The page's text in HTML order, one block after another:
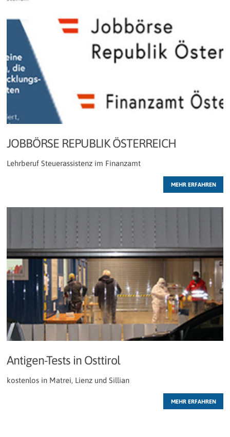
JOBBÖRSE REPUBLIK ÖSTERREICH
Lehrberuf Steuerassistenz im Finanzamt
MEHR ERFAHREN
Antigen-Tests in Osttirol
kostenlos in Matrei, Lienz und Sillian
MEHR ERFAHREN